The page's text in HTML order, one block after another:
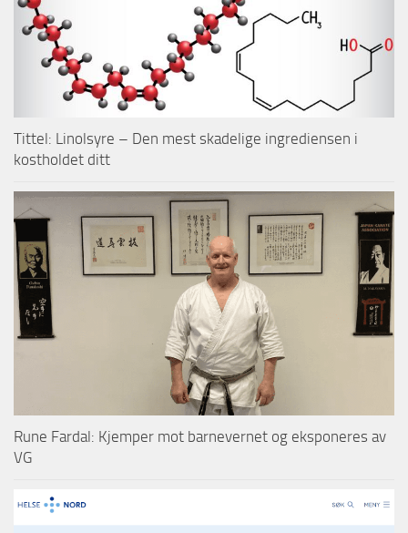
Tittel: Linolsyre – Den mest skadelige ingrediensen i
kostholdet ditt
Rune Fardal: Kjemper mot barnevernet og eksponeres av
VG